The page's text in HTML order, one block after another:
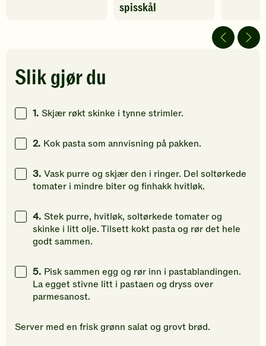
Klikk
for
gi
din
fått
din
spisskål
av
5
Slik gjør du
1. Skjær røkt skinke i tynne strimler.
2. Kok pasta som annvisning på pakken.
3. Vask purre og skjær den i ringer. Del soltørkede
tomater i mindre biter og finhakk hvitløk.
4. Stek purre, hvitløk, soltørkede tomater og
skinke i litt olje. Tilsett kokt pasta og rør det hele
godt sammen.
5. Pisk sammen egg og rør inn i pastablandingen.
La egget stivne litt i pastaen og dryss over
parmesanost.
Server med en frisk grønn salat og grovt brød.